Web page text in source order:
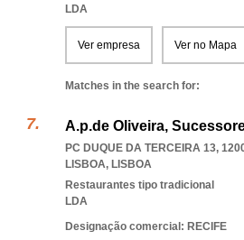
LDA
Ver empresa Ver no Mapa
Matches in the search for:
A.p.de Oliveira,
PC DUQUE DA TERCEIRA 13,
LISBOA, LISBOA
Restaurantes tipo tradicional
LDA
Designação comercial: RECIFE